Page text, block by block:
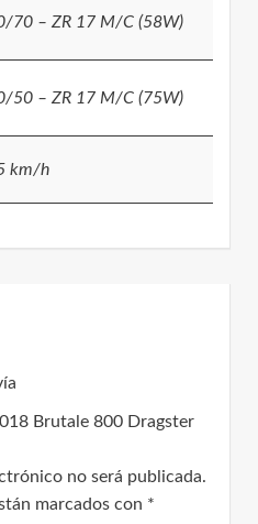
70 – ZR 17 M/C (58W)
50 – ZR 17 M/C (75W)
km/h
Brutale 800 Dragster
no será publicada.
marcados con *